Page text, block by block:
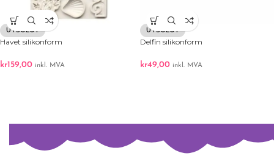
UTSOLGT
Havet silikonform
kr159,00 inkl. MVA
UTSOLGT
Delfin silikonform
kr49,00 inkl. MVA